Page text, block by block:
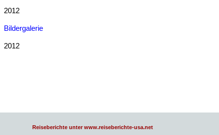
2012
Bildergalerie
2012
Reiseberichte unter www.reiseberichte-usa.net